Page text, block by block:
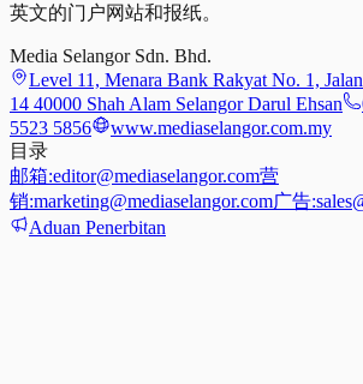
英文的门户网站和报纸。
Media Selangor Sdn. Bhd.
Level 11, Menara Bank Rakyat No. 1,
14 40000 Shah Alam Selangor Darul Ehsan
5523 5856
www.mediaselangor.com.my
目录
邮箱:editor@mediaselangor.com营
销:marketing@mediaselangor.com广告:
Aduan Penerbitan